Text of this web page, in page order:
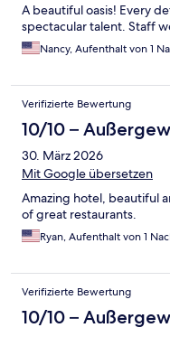
A beautiful oasis! Every
spectacular talent. Staff
Nancy, Aufenthalt von 1
Verifizierte Bewertung
10/10 –
30. März 2026
Mit Google übersetzen
Amazing hotel, beautiful
of great restaurants.
Ryan, Aufenthalt von 1
Verifizierte Bewertung
10/10 –